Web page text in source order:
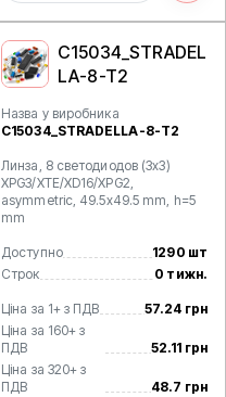
C15034_STRADEL
LA-8-T2
Назва у виробника
C15034_STRADELLA-8-T2
Линза, 8 светодиодов (3x3)
XPG3/XTE/XD16/XPG2,
asymmetric, 49.5x49.5 mm, h=5
mm
Доступно
1290 шт
Строк
0 тижн.
Ціна за 1+ з ПДВ
57.24 грн
Ціна за 160+ з
ПДВ
52.11 грн
Ціна за 320+ з
ПДВ
48.7 грн